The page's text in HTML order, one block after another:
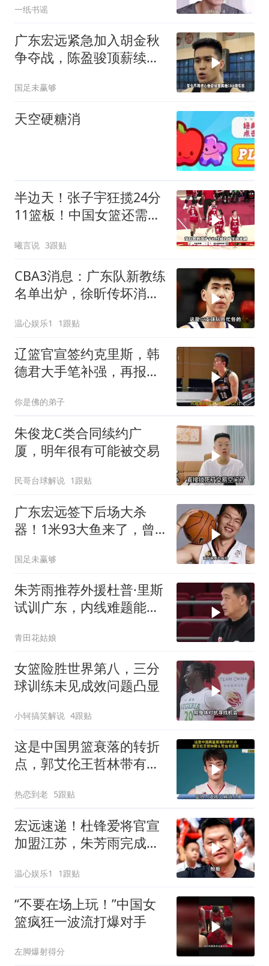
一纸书谣
广东宏远紧急加入胡金秋
争夺战，陈盈骏顶薪续
国足未赢够
天空硬糖消
半边天！张子宇狂揽24分
11篮板！中国女篮还需提
曦言说 3跟贴
CBA3消息：广东队新教练
名单出炉，徐昕传坏消
温心娱乐1 1跟贴
辽篮官宣签约克里斯，韩
德君大手笔补强，再报价
你是佛的弟子
朱俊龙C类合同续约广
厦，明年很有可能被交易
民哥台球解说 1跟贴
广东宏远签下后场大杀
器！1米93大鱼来了，曾
国足未赢够
朱芳雨推荐外援杜普·里斯
试训广东，内线难题能否
青田花姑娘
女篮险胜世界第八，三分
球训练未见成效问题凸显
小轲搞笑解说 4跟贴
这是中国男篮衰落的转折
点，郭艾伦王哲林带有逼
热恋到老 5跟贴
宏远速递！杜锋爱将官宣
加盟江苏，朱芳雨完成交
温心娱乐1 1跟贴
“不要在场上玩！”中国女
篮疯狂一波流打爆对手
左脚爆射得分